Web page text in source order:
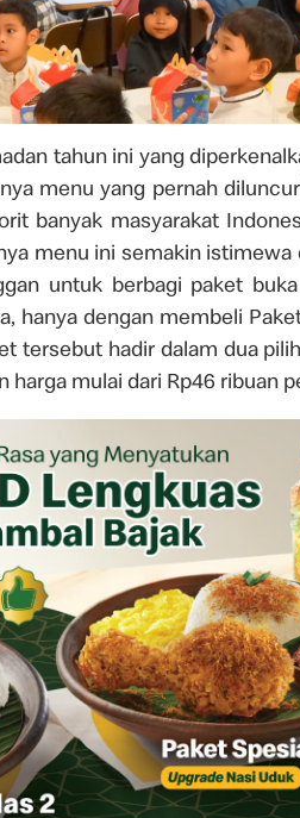
tahun ini yang
menu yang pernah
banyak masyarakat
menu ini semakin istimewa
untuk berbagi paket
hanya dengan membeli
tersebut hadir dalam dua
mulai dari Rp46 ribuan